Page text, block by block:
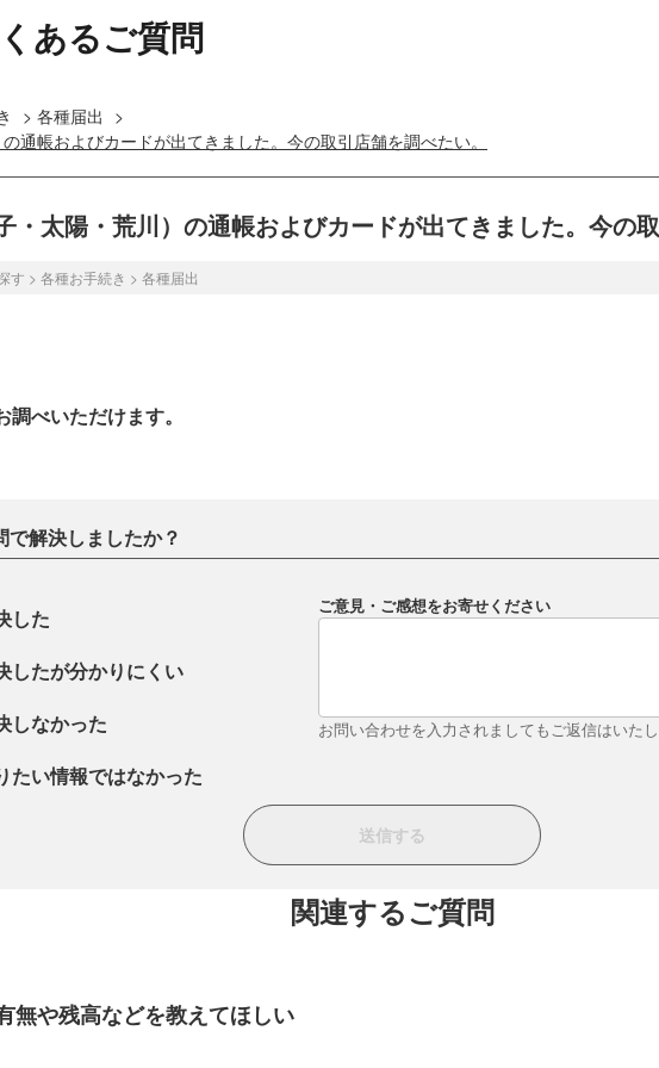
あるご質問
> 各種届出 >
通帳およびカードが出てきました。今の取引店舗を調べたい。
・太陽・荒川）の通帳およびカードが出てきました。今の
す > 各種お手続き > 各種届出
調べいただけます。
で解決しましたか？
した
したが分かりにくい
しなかった
たい情報ではなかった
ご意見・ご感想をお寄せください
お問い合わせを入力されましてもご返信はいた
関連するご質問
無や残高などを教えてほしい